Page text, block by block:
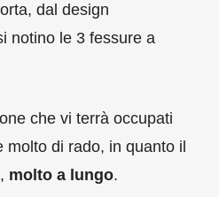
dal design
notino le 3 fessure a
che vi terrà occupati
di rado, in quanto il
molto a lungo.